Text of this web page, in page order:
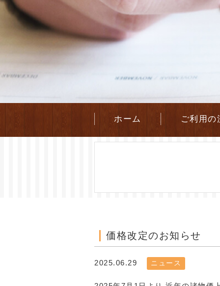
ホーム ご利用の
価格改定のお知らせ
2025.06.29 ニュース